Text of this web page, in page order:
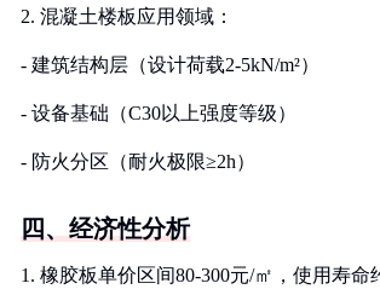
2. 混凝土楼板应用领域：
- 建筑结构层（设计荷载2-5kN/m²）
- 设备基础（C30以上强度等级）
- 防火分区（耐火极限≥2h）
四、经济性分析
1. 橡胶板单价区间80-300元/㎡，使用寿命